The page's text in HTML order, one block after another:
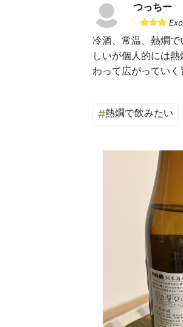
つっちー
冷酒、常温、熱燗
しいが個人的には
#熱燗で飲みたい